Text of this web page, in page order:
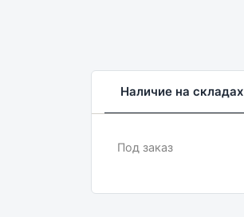
Наличие на складах
Под заказ